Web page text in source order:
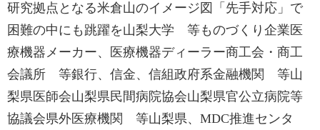
研究拠点となる米倉山のイメージ図「先手対応」で
困難の中にも跳躍を山梨大学 等ものづくり企業医
療機器メーカー、医療機器ディーラー商工会・商工
会議所 等銀行、信金、信組政府系金融機関 等山
梨県医師会山梨県民間病院協会山梨県官公立病院等
協議会県外医療機関 等山梨県、MDC推進センタ